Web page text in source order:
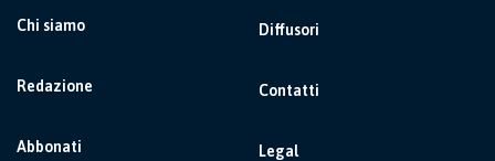
Chi siamo
Redazione
Abbonati
Diffusori
Contatti
Legal